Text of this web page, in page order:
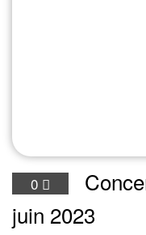
0
juin 2023